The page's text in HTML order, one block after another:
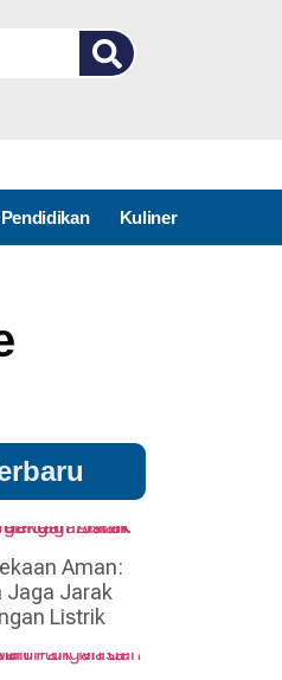
Pendidikan Kuliner
Aman:
Jaga Jarak
Listrik